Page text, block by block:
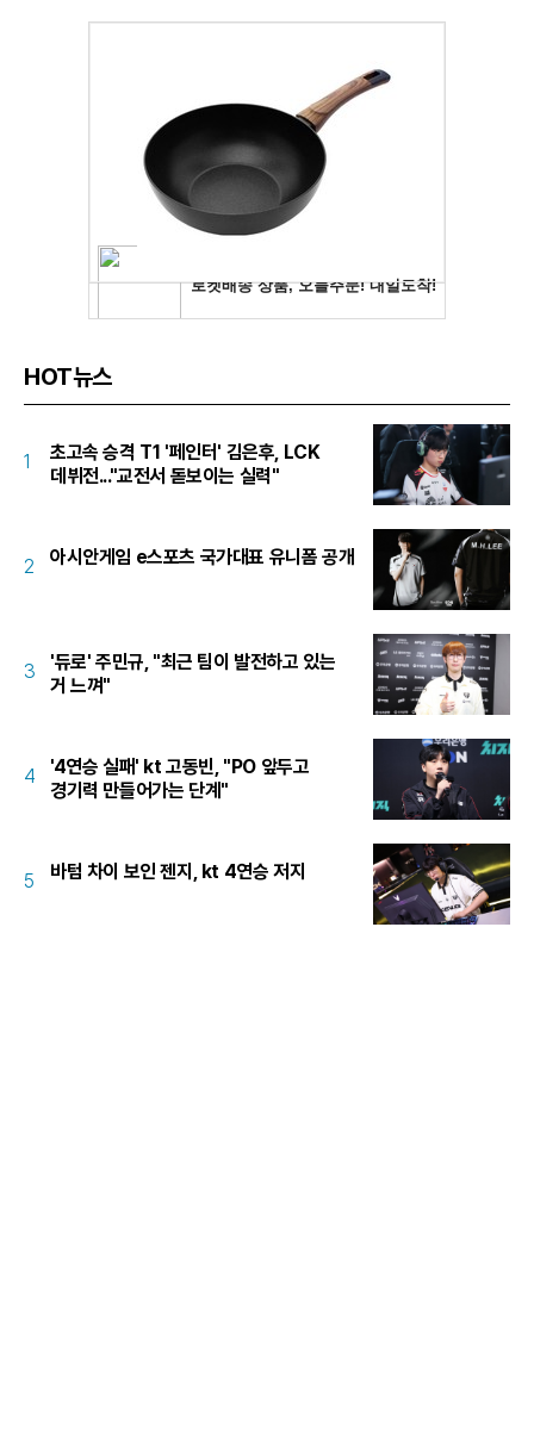
HOT뉴스
1
초고속 승격 T1 '페인터' 김은후, LCK
데뷔전..."교전서 돋보이는 실력"
2 아시안게임 e스포츠 국가대표 유니폼 공개
3
'듀로' 주민규, "최근 팀이 발전하고 있는
거 느껴"
4
'4연승 실패' kt 고동빈, "PO 앞두고
경기력 만들어가는 단계"
5 바텀 차이 보인 젠지, kt 4연승 저지